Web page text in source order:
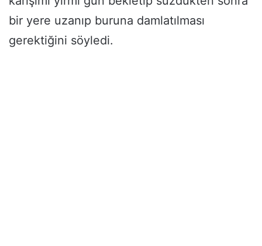
bir yere uzanıp buruna damlatılması
gerektiğini söyledi.